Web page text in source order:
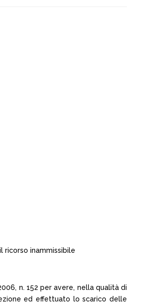
ricorso inammissibile
n. 152 per avere, nella qualità di
ed effettuato lo scarico delle